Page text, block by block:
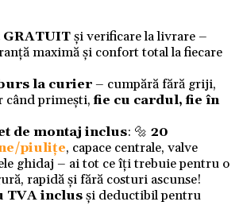
și verificare la livrare –
maximă și confort total la fiecare
la curier– cumpără fără griji,
când primești,fie cu cardul, fie în
de montaj inclus: 🔩 20
piulițe, capace centrale, valve
ghidaj – ai tot ce îți trebuie pentru o
rapidă și fără costuri ascunse!
TVA inclusși deductibil pentru